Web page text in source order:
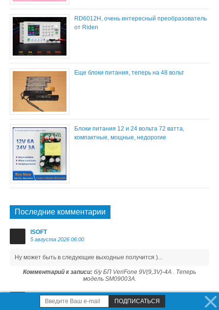
RD6012H, очень интересный преобразователь
от Riden
Еще блоки питания, теперь на 48 вольт
Блоки питания 12 и 24 вольта 72 ватта,
компактные, мощные, недорогие
Последние комментарии
ISOFT
5 августа 2026 06:00
Ну может быть в следующие выходные получится )...
Комментарий к записи: б/у БП VeriFone 9V(9,3V)-4A . Теперь
модель SM09003A.
MINOLTIST
3 августа 2026 16:31